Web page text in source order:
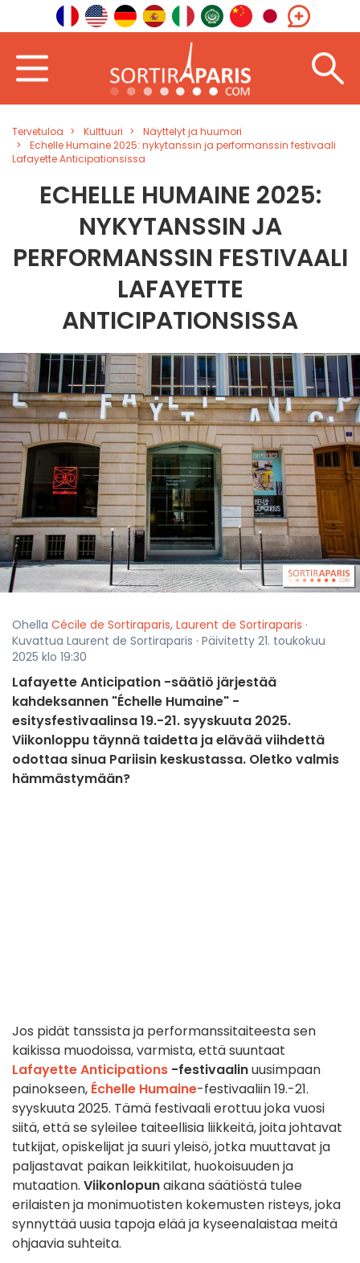
Tervetuloa Kulttuuri
Näyttelyt ja huumori
Echelle Humaine 2025: nykytanssin ja performanssin festivaali
Lafayette Anticipationsissa
ECHELLE HUMAINE 2025:
NYKYTANSSIN JA
PERFORMANSSIN FESTIVAALI
LAFAYETTE
ANTICIPATIONSISSA
Ohella Cécile de Sortiraparis, Laurent de Sortiraparis ·
Kuvattua Laurent de Sortiraparis · Päivitetty 21. toukokuu
2025 klo 19:30
Lafayette Anticipation -säätiö järjestää
kahdeksannen "Échelle Humaine" -
esitysfestivaalinsa 19.-21. syyskuuta 2025.
Viikonloppu täynnä taidetta ja elävää viihdettä
odottaa sinua Pariisin keskustassa. Oletko valmis
hämmästymään?
Jos pidät tanssista ja performanssitaiteesta sen
kaikissa muodoissa, varmista, että suuntaat
Lafayette Anticipations -festivaalinuusimpaan
painokseen, Échelle Humaine-festivaaliin 19.-21.
syyskuuta 2025. Tämä festivaali erottuu joka vuosi
siitä, että se syleilee taiteellisia liikkeitä, joita johtavat
tutkijat, opiskelijat ja suuri yleisö, jotka muuttavat ja
paljastavat paikan leikkitilat, huokoisuuden ja
mutaation. Viikonlopunaikana säätiöstä tulee
erilaisten ja monimuotisten kokemusten risteys, joka
synnyttää uusia tapoja elää ja kyseenalaistaa meitä
ohjaavia suhteita.